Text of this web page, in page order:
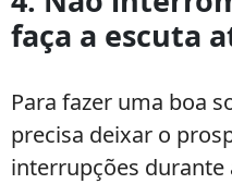
faça a escuta
Para fazer uma boa
precisa deixar o
interrupções